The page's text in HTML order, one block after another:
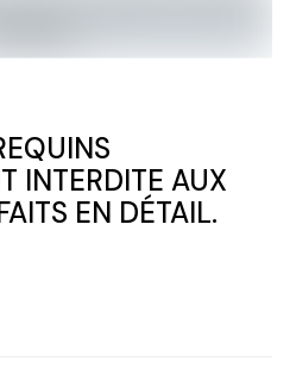
INTERDITE AUX
EN DÉTAIL.